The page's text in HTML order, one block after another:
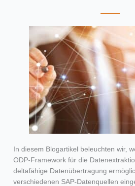
In diesem Blogartikel beleuchten wir,
ODP-Framework für die
deltafähige Datenübertragung
verschiedenen SAP-Datenquellen